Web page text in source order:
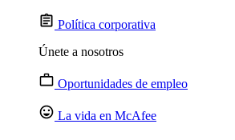
Política corporativa
Únete a nosotros
Oportunidades de empleo
La vida en McAfee